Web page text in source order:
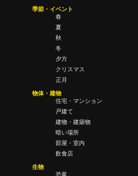
季節・イベント
春
夏
秋
冬
夕方
クリスマス
正月
物体・建物
住宅・マンション
戸建て
建物・建築物
暗い場所
部屋・室内
飲食店
生物
恐竜